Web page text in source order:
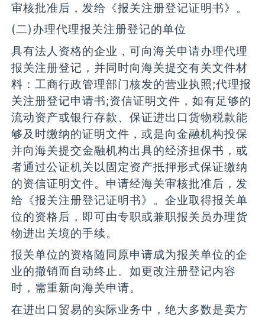
审核批准后，发给《报关注册登记证明书》。
(二)办理代理报关注册登记的单位
具有法人资格的企业，可向海关申请办理代理
报关注册登记，并同时向海关提交有关文件材
料：工商行政管理部门核发的营业执照;代理报
关注册登记申请书;资信证明文件，如有足够的
流动资产或银行存款、保证进出口货物税款能
够及时缴纳的证明文件，或是向金融机构投保
并向海关提交金融机构出具的经济担保书，或
者通过公证机关以固定资产抵押形式保证缴纳
的资信证明文件。申请经海关审核批准后，发
给《报关注册登记证明书》。企业取得报关单
位的资格后，即可由专职或兼职报关员办理货
物进出关境的手续。
报关单位的资格随同原申请成为报关单位的企
业的撤销而自动终止。如更改注册登记内容
时，需重新向海关申请。
在进出口贸易的实际业务中，绝大多数是卖方